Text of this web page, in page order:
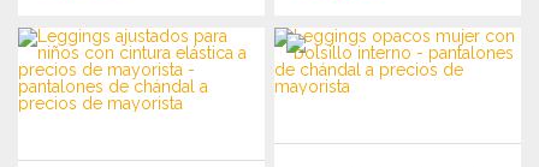
PEDIR
Solicitar un presupuesto
PEDIR
Solicitar un presupuesto